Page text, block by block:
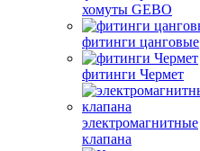
хомуты GEBO
фитинги цанговые
фитинги Чермет
электромагнитные
клапана